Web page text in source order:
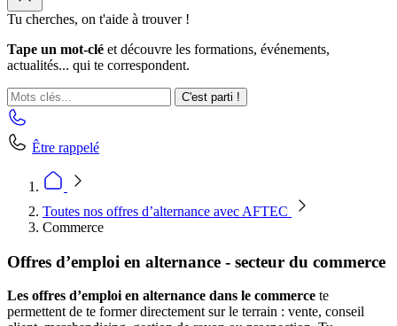
Tu cherches, on t'aide à trouver !
Tape un mot-clé et découvre les formations, événements,
actualités... qui te correspondent.
C'est parti !
Être rappelé
Toutes nos offres d’alternance avec AFTEC
Commerce
Offres d’emploi en alternance - secteur du commerce
Les offres d’emploi en alternance dans le commerce te
permettent de te former directement sur le terrain : vente, conseil